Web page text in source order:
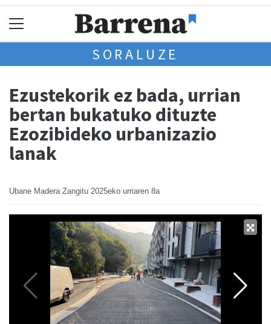
SORALUZE
Ezustekorik ez bada, urrian
bertan bukatuko dituzte
Ezozibideko urbanizazio
lanak
Ubane Madera Zangitu 2025eko urriaren 8a